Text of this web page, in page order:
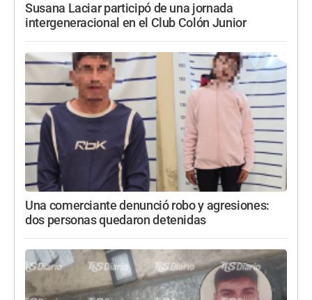
Susana Laciar participó de una jornada
intergeneracional en el Club Colón Junior
Una comerciante denunció robo y agresiones:
dos personas quedaron detenidas